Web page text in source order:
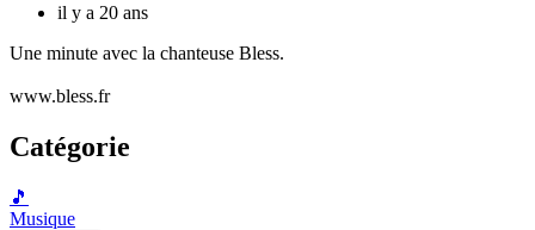
il y a 20 ans
Une minute avec la chanteuse Bless.
www.bless.fr
Catégorie
🎵
Musique